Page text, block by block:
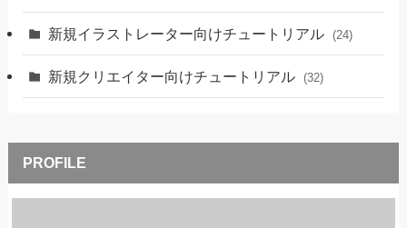
新規イラストレーター向けチュートリアル (24)
新規クリエイター向けチュートリアル (32)